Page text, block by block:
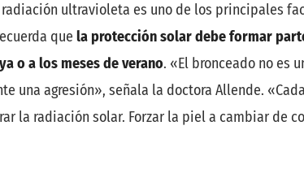
ultravioleta es uno de los principales
que la protección solar debe formar
o a los meses de verano. «El bronceado no es
una agresión», señala la doctora Allende.
la radiación solar. Forzar la piel a cambiar de